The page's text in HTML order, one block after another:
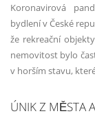
Koronavirová
bydlení v České
že rekreační
nemovitost bylo
v horším stavu,
ÚNIK Z MĚSTA